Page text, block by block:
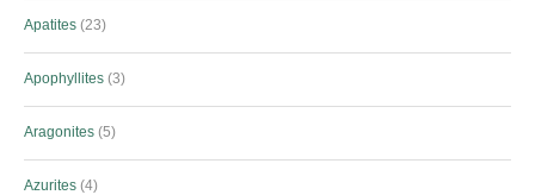
Apatites 23
Apophyllites 3
Aragonites 5
Azurites 4